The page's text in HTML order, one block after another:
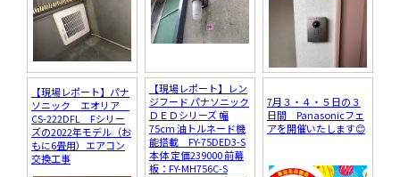
【現場レポート】パナ
ソニック エオリア
CS-222DFL Fシリー
ズの2022年モデル（お
もに6畳用）エアコン
交換工事
【現場レポート】レン
ジフード パナソニック
ＤＥＤシリーズ 幅
75cm 油トルネード機
能搭載 FY-75DED3-S
本体 定価239000 前幕
板：FY-MH756C-S
7月３・４・５日の３
日間 Panasonicフェ
アを開催いたします😊